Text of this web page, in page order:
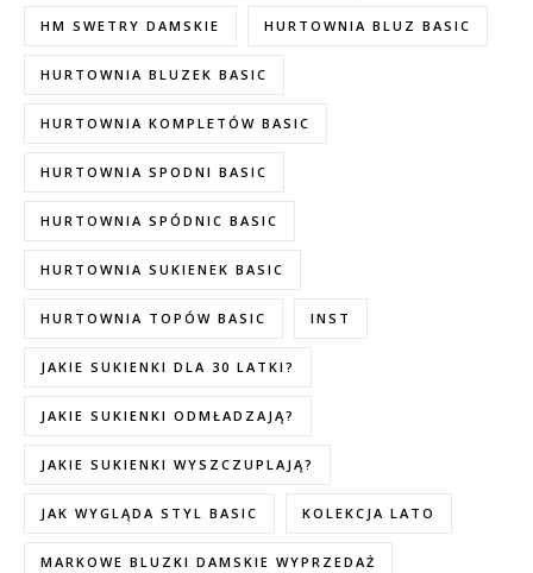
HM SWETRY DAMSKIE HURTOWNIA BLUZ BASIC
HURTOWNIA BLUZEK BASIC
HURTOWNIA KOMPLETÓW BASIC
HURTOWNIA SPODNI BASIC
HURTOWNIA SPÓDNIC BASIC
HURTOWNIA SUKIENEK BASIC
HURTOWNIA TOPÓW BASIC INST
JAKIE SUKIENKI DLA 30 LATKI?
JAKIE SUKIENKI ODMŁADZAJĄ?
JAKIE SUKIENKI WYSZCZUPLAJĄ?
JAK WYGLĄDA STYL BASIC KOLEKCJA LATO
MARKOWE BLUZKI DAMSKIE WYPRZEDAŻ